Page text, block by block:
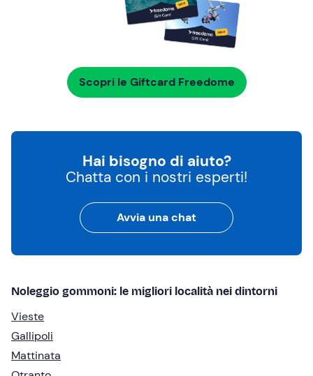
Scopri le Giftcard Freedome
Hai bisogno di aiuto?
Chatta con i nostri esperti!
Avvia una chat
Noleggio gommoni: le migliori località nei dintorni
Vieste
Gallipoli
Mattinata